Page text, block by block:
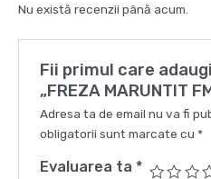
Nu există recenzii până acum.
Fii primul care
„FREZA MARUNTIT
Adresa ta de email nu va fi
obligatorii sunt marcate cu *
Evaluarea ta *